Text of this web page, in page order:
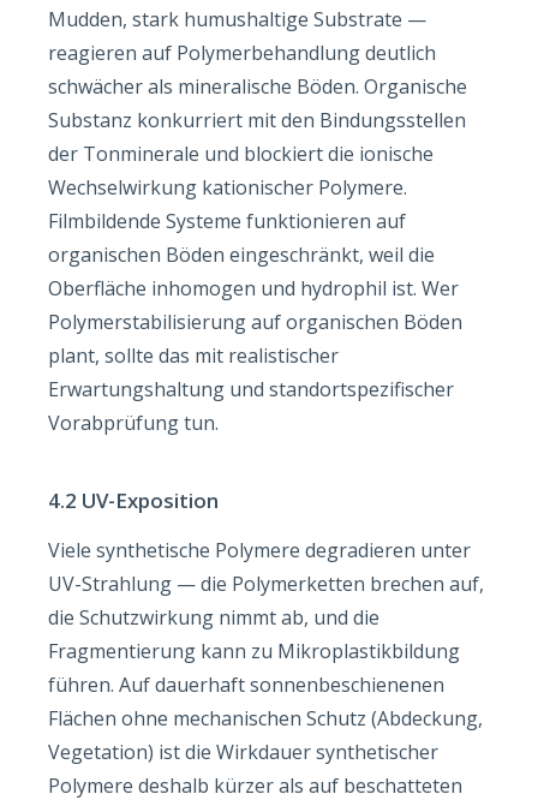
Mudden, stark humushaltige Substrate —
reagieren auf Polymerbehandlung deutlich
schwächer als mineralische Böden. Organische
Substanz konkurriert mit den Bindungsstellen
der Tonminerale und blockiert die ionische
Wechselwirkung kationischer Polymere.
Filmbildende Systeme funktionieren auf
organischen Böden eingeschränkt, weil die
Oberfläche inhomogen und hydrophil ist. Wer
Polymerstabilisierung auf organischen Böden
plant, sollte das mit realistischer
Erwartungshaltung und standortspezifischer
Vorabprüfung tun.
4.2 UV-Exposition
Viele synthetische Polymere degradieren unter
UV-Strahlung — die Polymerketten brechen auf,
die Schutzwirkung nimmt ab, und die
Fragmentierung kann zu Mikroplastikbildung
führen. Auf dauerhaft sonnenbeschienenen
Flächen ohne mechanischen Schutz (Abdeckung,
Vegetation) ist die Wirkdauer synthetischer
Polymere deshalb kürzer als auf beschatteten